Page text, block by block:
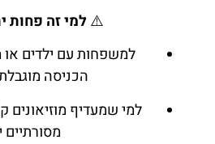
⚠️למי זה פחות
למשפחות עם ילדים או
הכניסה מוגבלת
למי שמעדיף מוזיאונים
מסורתיים